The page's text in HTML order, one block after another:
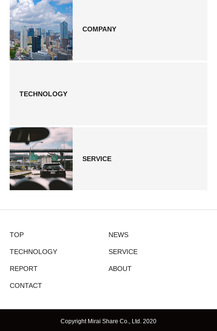
COMPANY
TECHNOLOGY
SERVICE
TOP NEWS
TECHNOLOGY SERVICE
REPORT ABOUT
CONTACT
Copyright Mirai Share Co., Ltd. 2020